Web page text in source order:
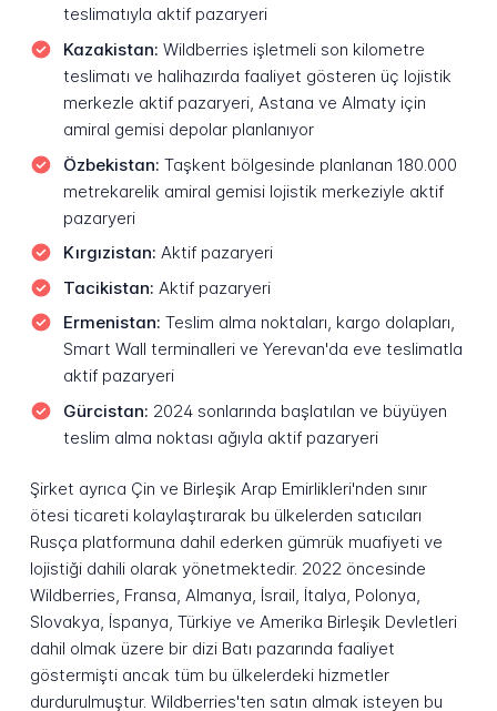
teslimatıyla aktif pazaryeri
Kazakistan: Wildberries işletmeli son kilometre
teslimatı ve halihazırda faaliyet gösteren üç lojistik
merkezle aktif pazaryeri, Astana ve Almaty için
amiral gemisi depolar planlanıyor
Özbekistan: Taşkent bölgesinde planlanan 180.000
metrekarelik amiral gemisi lojistik merkeziyle aktif
pazaryeri
Kırgızistan: Aktif pazaryeri
Tacikistan: Aktif pazaryeri
Ermenistan: Teslim alma noktaları, kargo dolapları,
Smart Wall terminalleri ve Yerevan'da eve teslimatla
aktif pazaryeri
Gürcistan: 2024 sonlarında başlatılan ve büyüyen
teslim alma noktası ağıyla aktif pazaryeri
Şirket ayrıca Çin ve Birleşik Arap Emirlikleri'nden sınır
ötesi ticareti kolaylaştırarak bu ülkelerden satıcıları
Rusça platformuna dahil ederken gümrük muafiyeti ve
lojistiği dahili olarak yönetmektedir. 2022 öncesinde
Wildberries, Fransa, Almanya, İsrail, İtalya, Polonya,
Slovakya, İspanya, Türkiye ve Amerika Birleşik Devletleri
dahil olmak üzere bir dizi Batı pazarında faaliyet
göstermişti ancak tüm bu ülkelerdeki hizmetler
durdurulmuştur. Wildberries'ten satın almak isteyen bu